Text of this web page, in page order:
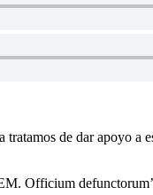
de dar apoyo a
Officium